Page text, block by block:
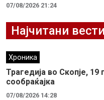
07/08/2026 21:24
Најчитани вести
Хроника
Трагедија во Скопје,
сообраќајка
07/08/2026 14:28